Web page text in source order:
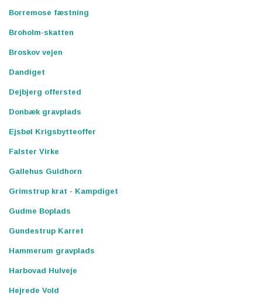
Borremose fæstning
Broholm-skatten
Broskov vejen
Dandiget
Dejbjerg offersted
Donbæk gravplads
Ejsbøl Krigsbytteoffer
Falster Virke
Gallehus Guldhorn
Grimstrup krat - Kampdiget
Gudme Boplads
Gundestrup Karret
Hammerum gravplads
Harbovad Hulveje
Hejrede Vold